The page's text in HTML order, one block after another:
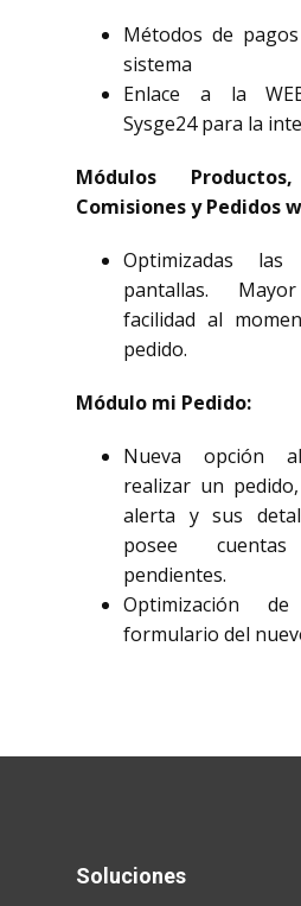
Métodos de
sistema
Enlace a la
Sysge24 para la
Módulos
Comisiones y Pedidos
Optimizadas
pantallas.
facilidad al
pedido.
Módulo mi Pedido:
Nueva opción
realizar un
alerta y sus
posee
pendientes.
Optimización
formulario del
Soluciones